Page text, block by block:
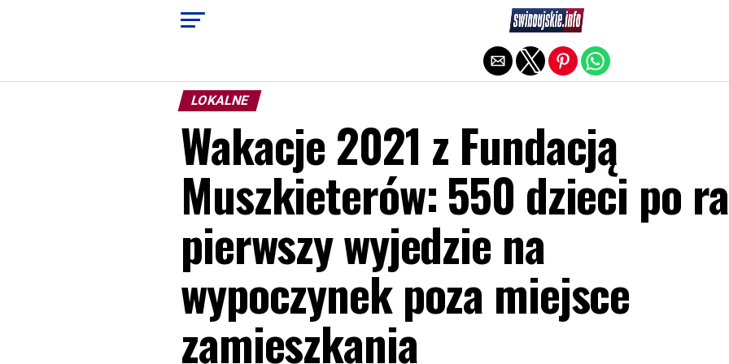
LOKALNE
Wakacje 2021 z Fundacją
Muszkieterów: 550 dzieci po
pierwszy wyjedzie na
wypoczynek poza miejsce
zamieszkania
Exit mobile version